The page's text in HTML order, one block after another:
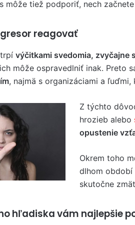
môže tiež podporiť, nech
reagovať
výčitkami svedomia, zvyčajne
môže ospravedlniť inak. Preto
, najmä s organizáciami a
Z týchto
hrozieb alebo
opustenie
Okrem toho
dlhom období
skutočne
hľadiska vám najlepšie